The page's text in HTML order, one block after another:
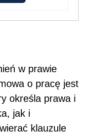
w prawie
o pracę jest
określa prawa i
jak i
klauzule